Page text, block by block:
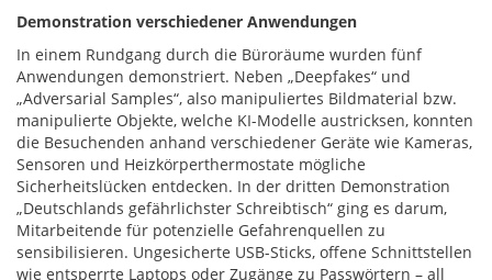
Demonstration verschiedener Anwendungen
In einem Rundgang durch die Büroräume wurden fünf
Anwendungen demonstriert. Neben „Deepfakes“ und
„Adversarial Samples“, also manipuliertes Bildmaterial bzw.
manipulierte Objekte, welche KI-Modelle austricksen, konnten
die Besuchenden anhand verschiedener Geräte wie Kameras,
Sensoren und Heizkörperthermostate mögliche
Sicherheitslücken entdecken. In der dritten Demonstration
„Deutschlands gefährlichster Schreibtisch“ ging es darum,
Mitarbeitende für potenzielle Gefahrenquellen zu
sensibilisieren. Ungesicherte USB-Sticks, offene Schnittstellen
wie entsperrte Laptops oder Zugänge zu Passwörtern – all